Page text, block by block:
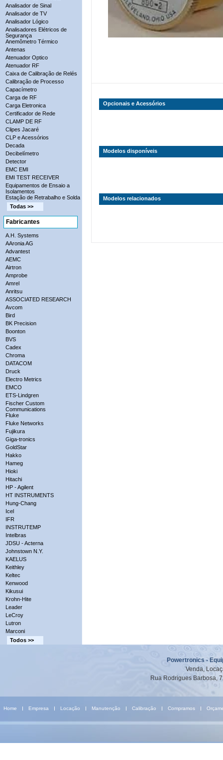
Analisador de Sinal
Analisador de TV
Analisador Lógico
Analisadores Elétricos de
Segurança
Anemômetro Térmico
Antenas
Atenuador Optico
Atenuador RF
Caixa de Calibração de Relés
Calibração de Processo
Capacímetro
Carga de RF
Carga Eletronica
Certificador de Rede
CLAMP DE RF
Clipes Jacaré
CLP e Acessórios
Decada
Decibelímetro
Detector
EMC EMI
EMI TEST RECEIVER
Equipamentos de Ensaio a
Isolamentos
Estação de Retrabalho e Solda
Todas >>
Fabricantes
A.H. Systems
AAronia AG
Advantest
AEMC
Airtron
Amprobe
Amrel
Anritsu
ASSOCIATED RESEARCH
Avcom
Bird
BK Precision
Boonton
BVS
Cadex
Chroma
DATACOM
Druck
Electro Metrics
EMCO
ETS-Lindgren
Fischer Custom
Communications
Fluke
Fluke Networks
Fujikura
Giga-tronics
GoldStar
Hakko
Hameg
Hioki
Hitachi
HP - Agilent
HT INSTRUMENTS
Hung-Chang
Icel
IFR
INSTRUTEMP
Intelbras
JDSU - Acterna
Johnstown N.Y.
KAELUS
Keithley
Keltec
Kenwood
Kikusui
Krohn-Hite
Leader
LeCroy
Lutron
Marconi
Todos >>
Opcionais e Acessórios
Modelos disponíveis
Modelos relacionados
Powertronics -
Venda,
Rua Rodrigues Barbosa,
Home Empresa Locação Manutenção Calibração Compramos